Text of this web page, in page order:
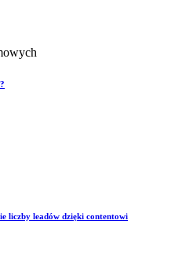
liczby leadów dzięki contentowi